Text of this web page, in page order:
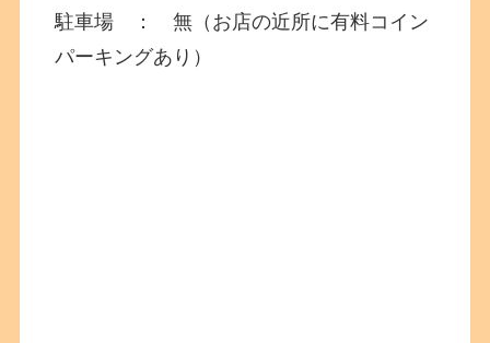
駐車場 ： 無（お店の近所に有料コイン
パーキングあり）